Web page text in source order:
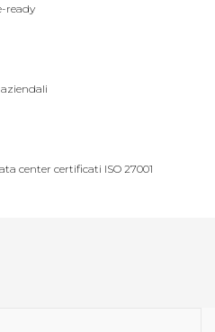
ready
center certificati ISO 27001